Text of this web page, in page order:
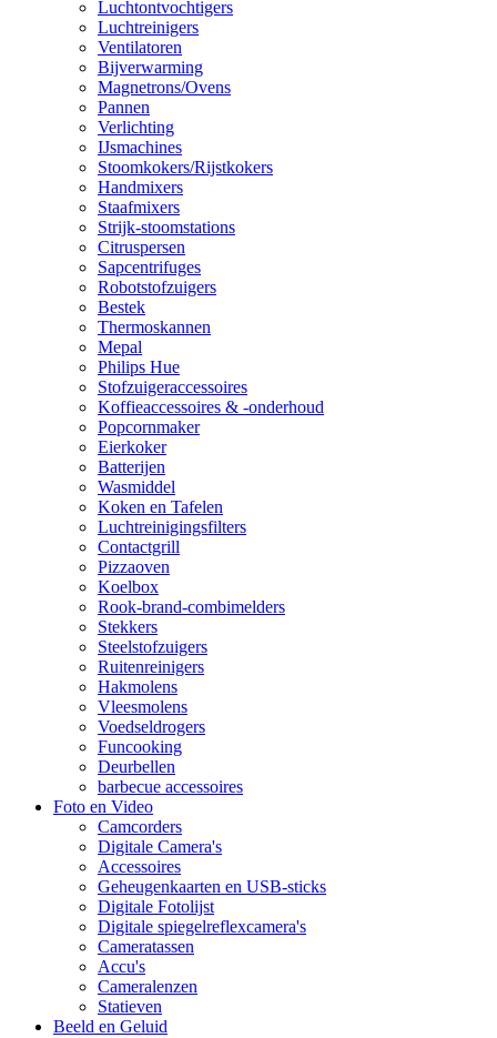
Luchtontvochtigers
Luchtreinigers
Ventilatoren
Bijverwarming
Magnetrons/Ovens
Pannen
Verlichting
IJsmachines
Stoomkokers/Rijstkokers
Handmixers
Staafmixers
Strijk-stoomstations
Citruspersen
Sapcentrifuges
Robotstofzuigers
Bestek
Thermoskannen
Mepal
Philips Hue
Stofzuigeraccessoires
Koffieaccessoires & -onderhoud
Popcornmaker
Eierkoker
Batterijen
Wasmiddel
Koken en Tafelen
Luchtreinigingsfilters
Contactgrill
Pizzaoven
Koelbox
Rook-brand-combimelders
Stekkers
Steelstofzuigers
Ruitenreinigers
Hakmolens
Vleesmolens
Voedseldrogers
Funcooking
Deurbellen
barbecue accessoires
Foto en Video
Camcorders
Digitale Camera's
Accessoires
Geheugenkaarten en USB-sticks
Digitale Fotolijst
Digitale spiegelreflexcamera's
Cameratassen
Accu's
Cameralenzen
Statieven
Beeld en Geluid